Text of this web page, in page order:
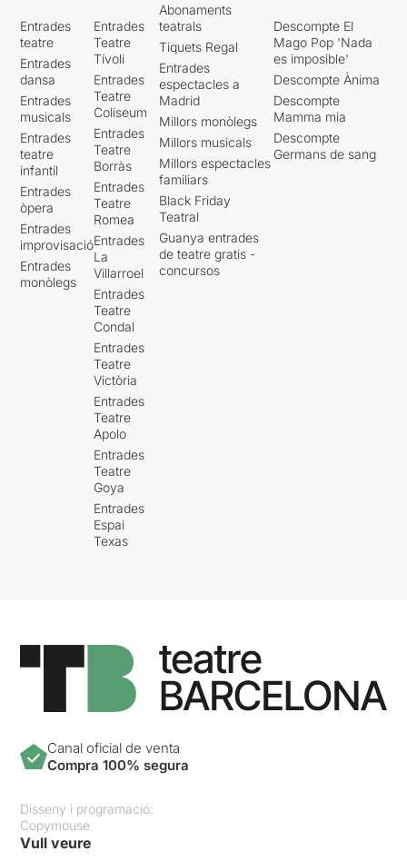
Entrades
teatre
Entrades
dansa
Entrades
musicals
Entrades
teatre
infantil
Entrades
òpera
Entrades
improvisació
Entrades
monòlegs
Entrades
Teatre
Tívoli
Entrades
Teatre
Coliseum
Entrades
Teatre
Borràs
Entrades
Teatre
Romea
Entrades
La
Villarroel
Entrades
Teatre
Condal
Entrades
Teatre
Victòria
Entrades
Teatre
Apolo
Entrades
Teatre
Goya
Entrades
Espai
Texas
Abonaments
teatrals
Tiquets Regal
Entrades
espectacles a
Madrid
Millors monòlegs
Millors musicals
Millors espectacles
familiars
Black Friday
Teatral
Guanya entrades
de teatre gratis -
concursos
Descompte El
Mago Pop 'Nada
es imposible'
Descompte Ànima
Descompte
Mamma mia
Descompte
Germans de sang
Canal oficial de venta
Compra 100% segura
Disseny i programació:
Copymouse
Vull veure